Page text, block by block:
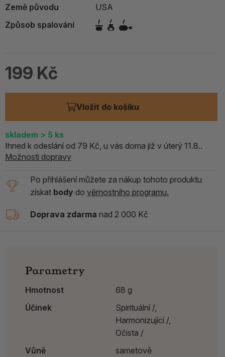
Země původu
USA
Způsob spalování
199 Kč
Vložit do košíku
skladem > 5 ks
Ihned k odeslání od 79 Kč, u vás doma již v úterý 11.8..
Možnosti dopravy
Po přihlášení můžete za nákup tohoto produktu
získat body do věrnostního programu.
Doprava zdarma nad 2 000 Kč
Parametry
Hmotnost
68 g
Účinek
Spirituální /,
Harmonizující /,
Očista /
Vůně
sametově